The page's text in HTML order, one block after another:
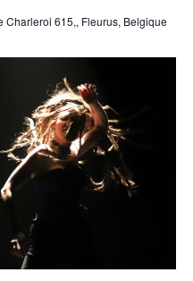
Charleroi 615,, Fleurus, Belgique